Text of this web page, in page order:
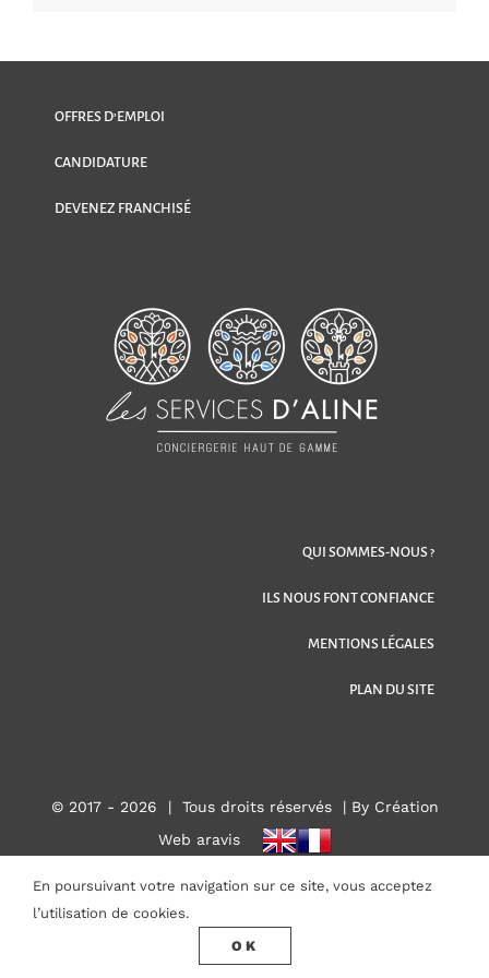
OFFRES D’EMPLOI
CANDIDATURE
DEVENEZ FRANCHISÉ
QUI SOMMES-NOUS ?
ILS NOUS FONT CONFIANCE
MENTIONS LÉGALES
PLAN DU SITE
© 2017 - 2026 | Tous droits réservés | By Création
Web aravis
En poursuivant votre navigation sur ce site, vous acceptez
l’utilisation de cookies.
OK